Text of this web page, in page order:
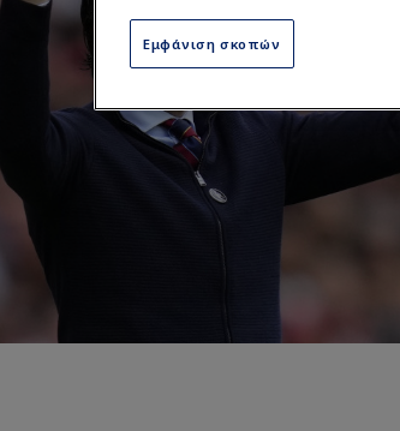
Εμφάνιση σκοπών